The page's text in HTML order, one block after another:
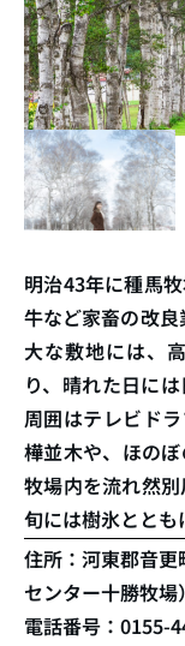
明治43年に種馬
牛など家畜の改
大な敷地には、
り、晴れた日に
周囲はテレビド
樺並木や、ほの
牧場内を流れ然
旬には樹氷ととも
住所：河東郡音
センター十勝牧場）
電話番号：0155-